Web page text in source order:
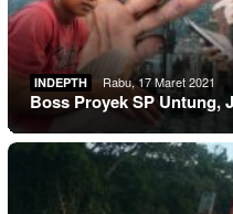
INDEPTH Rabu, 17 Maret 2021
Boss Proyek SP Untung,